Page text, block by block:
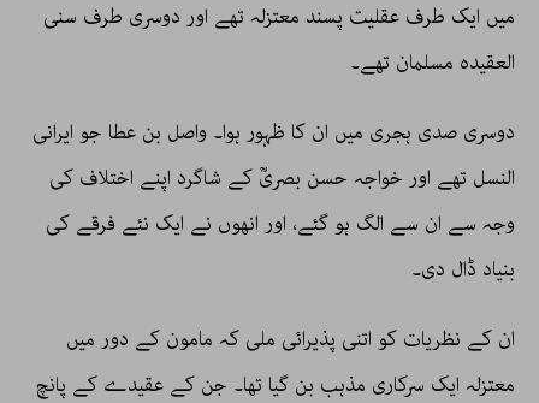
میں ایک طرف عقلیت پسند معتزلہ تھے اور دوسری طرف سنی
العقیدہ مسلمان تھے۔
دوسری صدی ہجری میں ان کا ظہور ہوا۔ واصل بن عطا جو ایرانی
النسل تھے اور خواجہ حسن بصریؒ کے شاگرد اپنے اختلاف کی
وجہ سے ان سے الگ ہو گئے، اور انھوں نے ایک نئے فرقے کی
بنیاد ڈال دی۔
ان کے نظریات کو اتنی پذیرائی ملی کہ مامون کے دور میں
معتزلہ ایک سرکاری مذہب بن گیا تھا۔ جن کے عقیدے کے پانچ